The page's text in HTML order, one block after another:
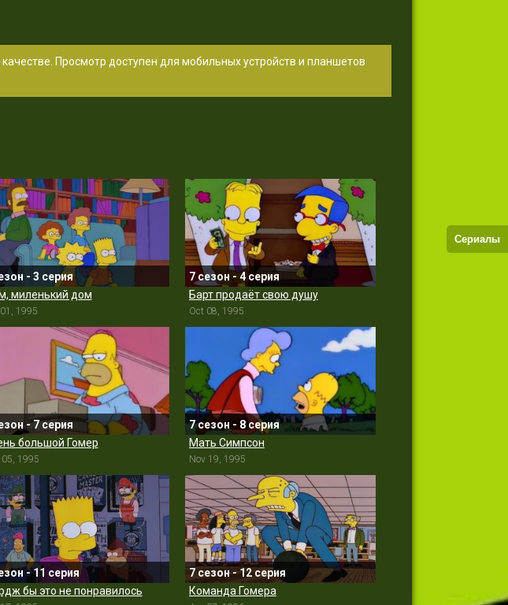
Просмотр доступен для мобильных устройств и планшетов
- 3 серия
миленький дом
1995
7 сезон - 4 серия
Барт продаёт свою душу
Oct 08, 1995
- 7 серия
большой Гомер
05, 1995
7 сезон - 8 серия
Мать Симпсон
Nov 19, 1995
- 11 серия
бы это не понравилось
7 сезон - 12 серия
Команда Гомера
Сериалы